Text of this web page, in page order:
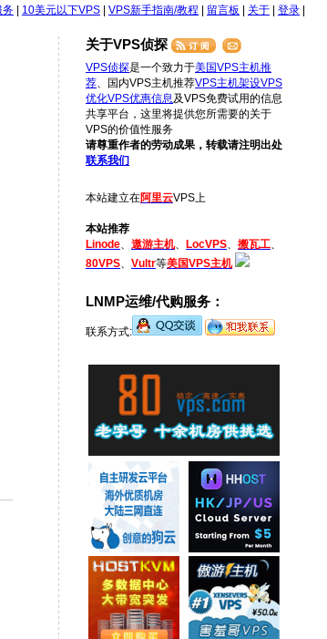
务 10美元以下VPS VPS新手指南/教程 留言板 关于 登录
关于VPS侦探
VPS侦探是一个致力于美国VPS主机推
荐 、国内VPS主机推荐VPS主机架设VPS
优化VPS优惠信息 及VPS免费试用的信息
共享平台，这里将提供您所需要的关于
VPS的价值性服务
请尊重作者的劳动成果，转载请注明出处
联系我们
本站建立在阿里云VPS上
本站推荐
Linode
遨游主机、 LocVPS 搬瓦工
80VPS
Vultr等美国VPS主机
LNMP运维/代购服务：
联系方式: